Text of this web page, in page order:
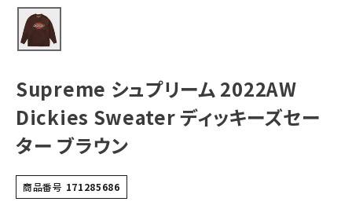
Tシャツ・ロングスリーブ
パーカー・トレーナー
キャップ・ハット
ニット帽・ビーニー
その他バッグ類
Supreme シュプリーム 2022AW
Dickies Sweater ディッキーズセー
ター ブラウン
商品番号 171285686